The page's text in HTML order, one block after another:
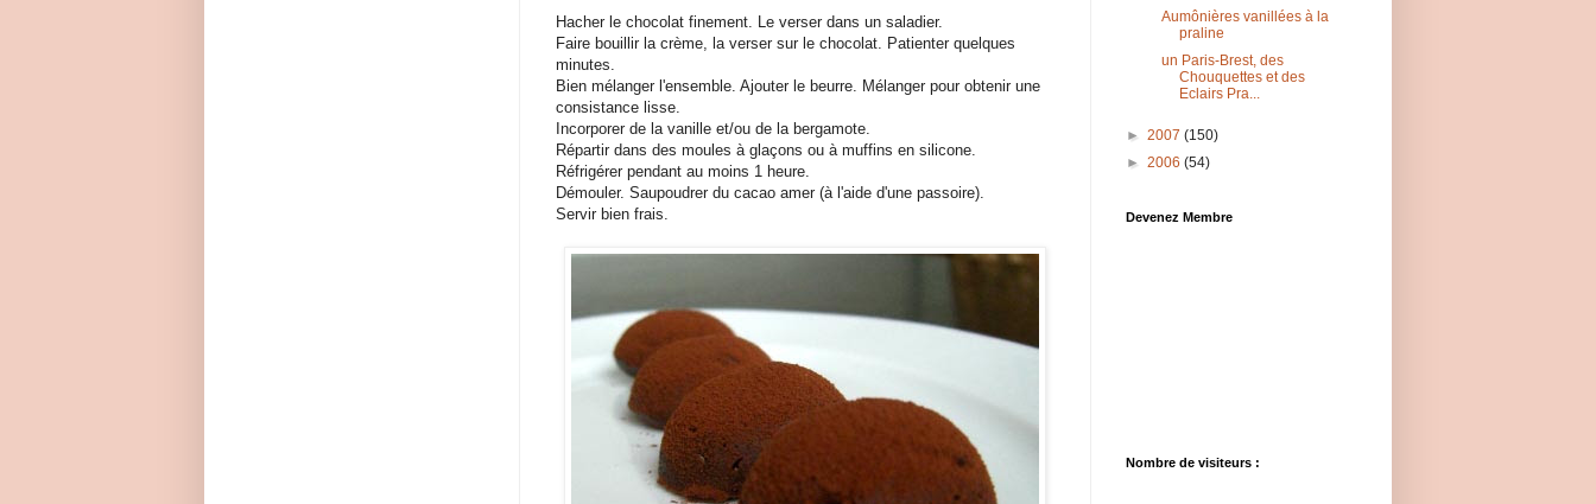
Hacher le chocolat finement. Le verser dans un saladier.
Faire bouillir la crème, la verser sur le chocolat. Patienter quelques
minutes.
Bien mélanger l'ensemble. Ajouter le beurre. Mélanger pour obtenir une
consistance lisse.
Incorporer de la vanille et/ou de la bergamote.
Répartir dans des moules à glaçons ou à muffins en silicone.
Réfrigérer pendant au moins 1 heure.
Démouler. Saupoudrer du cacao amer (à l'aide d'une passoire).
Servir bien frais.
Aumônières vanillées à la
praline
un Paris-Brest, des
Chouquettes et des
Eclairs Pra...
► 2007 (150)
► 2006 (54)
Devenez Membre
Nombre de visiteurs :